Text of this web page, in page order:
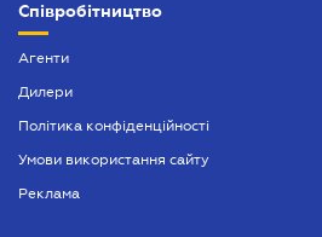
Співробітництво
Агенти
Дилери
Політика конфіденційності
Умови використання сайту
Реклама